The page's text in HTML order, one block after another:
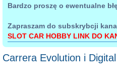
Bardzo proszę o ewentualne
Zapraszam do subskrybcji
SLOT CAR HOBBY LINK DO
Carrera Evolution i